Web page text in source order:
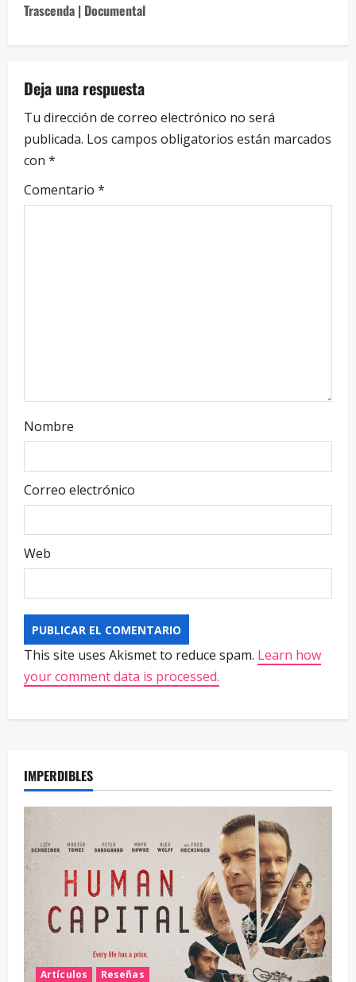
Trascenda | Documental
Deja una respuesta
Tu dirección de correo electrónico no será
publicada. Los campos obligatorios están marcados
con *
Comentario *
Nombre
Correo electrónico
Web
This site uses Akismet to reduce spam. Learn how
your comment data is processed.
IMPERDIBLES
Artículos Reseñas